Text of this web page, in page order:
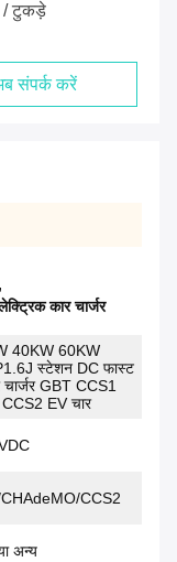
/ टुकड़े
संपर्क करें
कार चार्जर
40KW 60KW
स्टेशन DC फास्ट
चार्जर GBT CCS1
EV चार
CCS2
अन्य